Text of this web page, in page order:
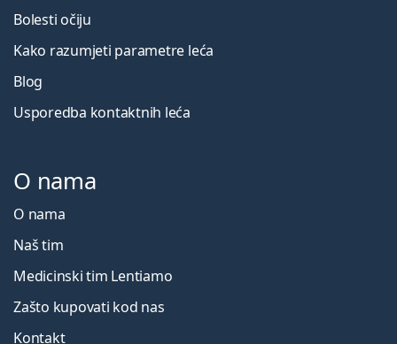
Bolesti očiju
Kako razumjeti parametre leća
Blog
Usporedba kontaktnih leća
O nama
O nama
Naš tim
Medicinski tim Lentiamo
Zašto kupovati kod nas
Kontakt